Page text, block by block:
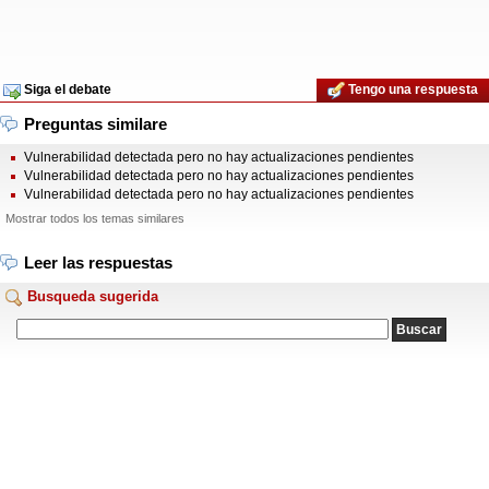
Siga el debate Tengo una respuesta
Preguntas similare
Vulnerabilidad detectada pero no hay actualizaciones pendientes
Vulnerabilidad detectada pero no hay actualizaciones pendientes
Vulnerabilidad detectada pero no hay actualizaciones pendientes
Mostrar todos los temas similares
Leer las respuestas
Busqueda sugerida